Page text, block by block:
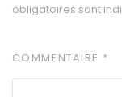
obligatoires sont
COMMENTAIRE *